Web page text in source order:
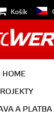
Košík
HOME
A PLATBA
NA
PRO